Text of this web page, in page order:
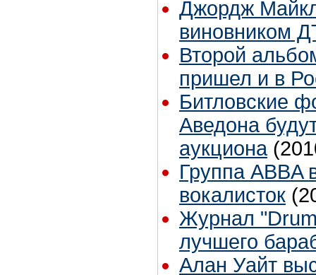
Джордж
виновником
Второй
пришел и в
Битловские
Аведона
аукциона
Группа ABBA
вокалисток
Журнал
лучшего
Алан Уайт